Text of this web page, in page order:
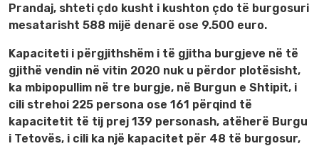
Prandaj, shteti çdo kusht i kushton çdo të burgosuri
mesatarisht 588 mijë denarë ose 9.500 euro.
Kapaciteti i përgjithshëm i të gjitha burgjeve në të
gjithë vendin në vitin 2020 nuk u përdor plotësisht,
ka mbipopullim në tre burgje, në Burgun e Shtipit, i
cili strehoi 225 persona ose 161 përqind të
kapacitetit të tij prej 139 personash, atëherë Burgu
i Tetovës, i cili ka një kapacitet për 48 të burgosur,